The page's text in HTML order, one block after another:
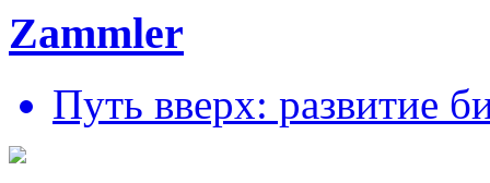
Zammler
Путь вверх: развитие